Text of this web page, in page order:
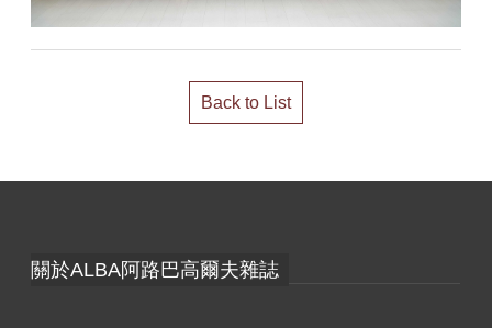
Back to List
關於ALBA阿路巴高爾夫雜誌